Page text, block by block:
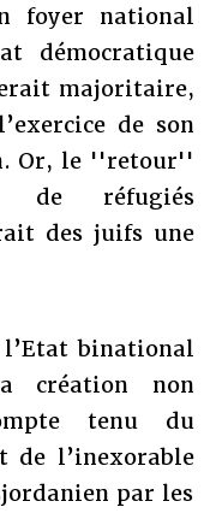
foyer national
démocratique
majoritaire,
de son
Or, le ''retour''
de réfugiés
des juifs une
binational
création non
tenu du
de l’inexorable
par les